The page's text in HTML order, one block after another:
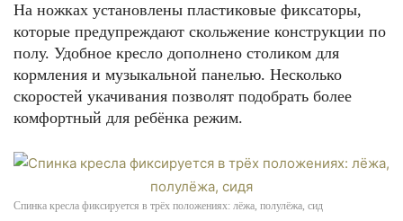
На ножках установлены пластиковые фиксаторы,
которые предупреждают скольжение конструкции по
полу. Удобное кресло дополнено столиком для
кормления и музыкальной панелью. Несколько
скоростей укачивания позволят подобрать более
комфортный для ребёнка режим.
Спинка кресла фиксируется в трёх положениях: лёжа, полулёжа, сид